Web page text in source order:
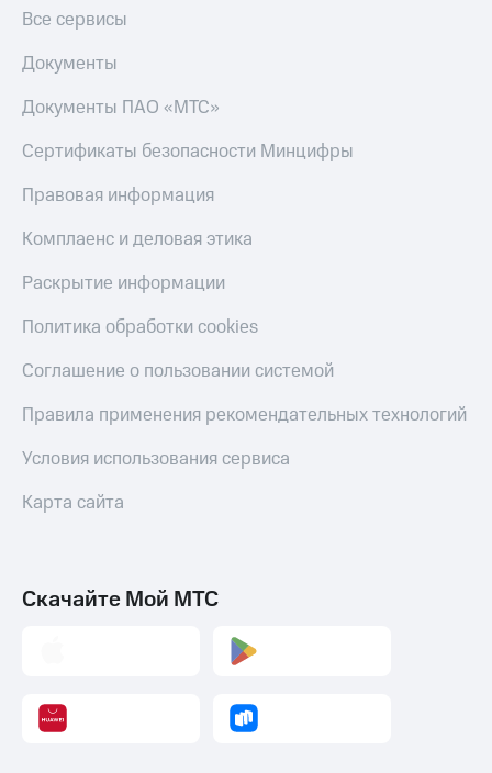
Все сервисы
Документы
Документы ПАО «МТС»
Сертификаты безопасности Минцифры
Правовая информация
Комплаенс и деловая этика
Раскрытие информации
Политика обработки cookies
Соглашение о пользовании системой
Правила применения рекомендательных технологий
Условия использования сервиса
Карта сайта
Скачайте Мой МТС